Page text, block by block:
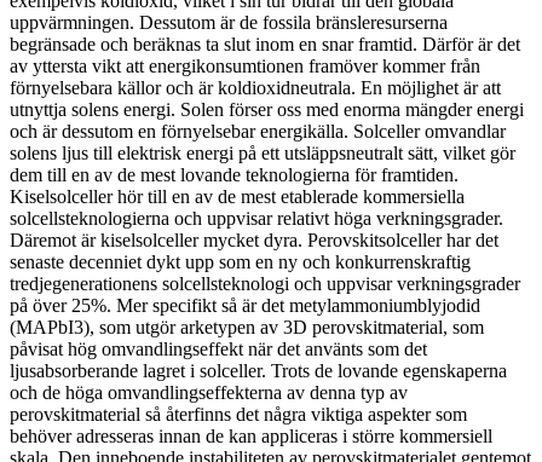
uppvärmningen. Dessutom är de fossila bränsleresurserna
begränsade och beräknas ta slut inom en snar framtid. Därför är det
av yttersta vikt att energikonsumtionen framöver kommer från
förnyelsebara källor och är koldioxidneutrala. En möjlighet är att
utnyttja solens energi. Solen förser oss med enorma mängder energi
och är dessutom en förnyelsebar energikälla. Solceller omvandlar
solens ljus till elektrisk energi på ett utsläppsneutralt sätt, vilket gör
dem till en av de mest lovande teknologierna för framtiden.
Kiselsolceller hör till en av de mest etablerade kommersiella
solcellsteknologierna och uppvisar relativt höga verkningsgrader.
Däremot är kiselsolceller mycket dyra. Perovskitsolceller har det
senaste decenniet dykt upp som en ny och konkurrenskraftig
tredjegenerationens solcellsteknologi och uppvisar verkningsgrader
på över 25%. Mer specifikt så är det metylammoniumblyjodid
(MAPbI3), som utgör arketypen av 3D perovskitmaterial, som
påvisat hög omvandlingseffekt när det använts som det
ljusabsorberande lagret i solceller. Trots de lovande egenskaperna
och de höga omvandlingseffekterna av denna typ av
perovskitmaterial så återfinns det några viktiga aspekter som
behöver adresseras innan de kan appliceras i större kommersiell
skala. Den inneboende instabiliteten av perovskitmaterialet gentemot